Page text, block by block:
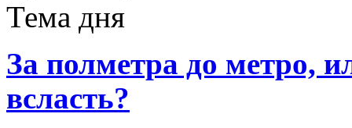
Тема дня
За полметра до метро,
всласть?